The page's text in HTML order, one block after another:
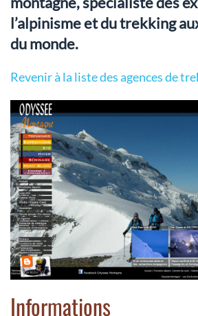
l’alpinisme et du trekking
du monde.
Revenir à la liste des agences de
Informations